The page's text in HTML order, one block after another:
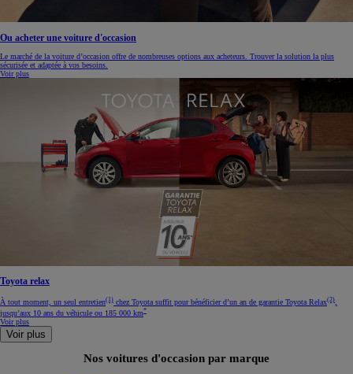
Ou acheter une voiture d'occasion
Le marché de la voiture d’occasion offre de nombreuses options aux acheteurs. Trouver la solution la plus
sécurisée et adaptée à vos besoins.
Voir plus
Toyota relax
À tout moment, un seul entretien(1) chez Toyota suffit pour bénéficier d’un an de garantie Toyota Relax(2),
jusqu’aux 10 ans du véhicule ou 185 000 km*
Voir plus
Voir plus
Nos voitures d'occasion par marque